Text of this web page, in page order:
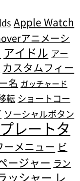
Apple Watch
アニメーシ
アイドル アー
カスタムフィー
名 ガッチャード
転 ショートコー
ソーシャルボタン
レートタ
ーメニュー ビ
ージャー ラン
ッシャー レ